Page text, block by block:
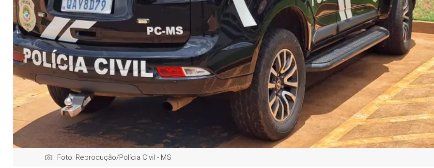
Foto: Reprodução/Polícia Civil - MS